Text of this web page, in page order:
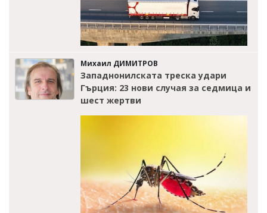
Михаил ДИМИТРОВ
Западнонилската треска удари
Гърция: 23 нови случая за седмица и
шест жертви